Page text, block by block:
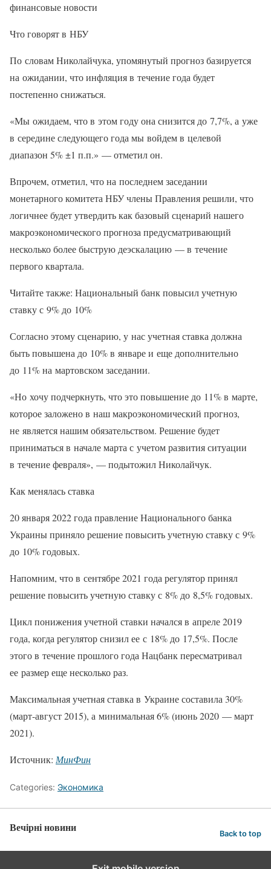
финансовые новости
Что говорят в НБУ
По словам Николайчука, упомянутый прогноз базируется
на ожидании, что инфляция в течение года будет
постепенно снижаться.
«Мы ожидаем, что в этом году она снизится до 7,7%, а уже
в середине следующего года мы войдем в целевой
диапазон 5% ±1 п.п.» — отметил он.
Впрочем, отметил, что на последнем заседании
монетарного комитета НБУ члены Правления решили, что
логичнее будет утвердить как базовый сценарий нашего
макроэкономического прогноза предусматривающий
несколько более быструю деэскалацию — в течение
первого квартала.
Читайте также: Национальный банк повысил учетную
ставку с 9% до 10%
Согласно этому сценарию, у нас учетная ставка должна
быть повышена до 10% в январе и еще дополнительно
до 11% на мартовском заседании.
«Но хочу подчеркнуть, что это повышение до 11% в марте,
которое заложено в наш макроэкономический прогноз,
не является нашим обязательством. Решение будет
приниматься в начале марта с учетом развития ситуации
в течение февраля», — подытожил Николайчук.
Как менялась ставка
20 января 2022 года правление Национального банка
Украины приняло решение повысить учетную ставку с 9%
до 10% годовых.
Напомним, что в сентябре 2021 года регулятор принял
решение повысить учетную ставку с 8% до 8,5% годовых.
Цикл понижения учетной ставки начался в апреле 2019
года, когда регулятор снизил ее с 18% до 17,5%. После
этого в течение прошлого года Нацбанк пересматривал
ее размер еще несколько раз.
Максимальная учетная ставка в Украине составила 30%
(март-август 2015), а минимальная 6% (июнь 2020 — март
2021).
Источник: МинФин
Categories: Экономика
Вечірні новини Back to top